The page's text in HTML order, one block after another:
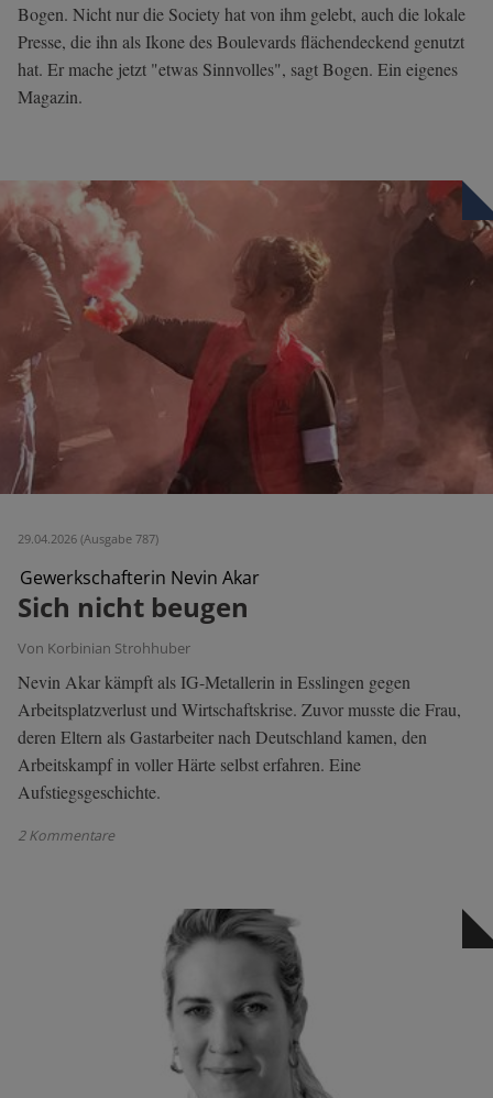
Bogen. Nicht nur die Society hat von ihm gelebt, auch die lokale
Presse, die ihn als Ikone des Boulevards flächendeckend genutzt
hat. Er mache jetzt "etwas Sinnvolles", sagt Bogen. Ein eigenes
Magazin.
29.04.2026 (Ausgabe 787)
Gewerkschafterin Nevin Akar
Sich nicht beugen
Von Korbinian Strohhuber
Nevin Akar kämpft als IG-Metallerin in Esslingen gegen
Arbeitsplatzverlust und Wirtschaftskrise. Zuvor musste die Frau,
deren Eltern als Gastarbeiter nach Deutschland kamen, den
Arbeitskampf in voller Härte selbst erfahren. Eine
Aufstiegsgeschichte.
2 Kommentare